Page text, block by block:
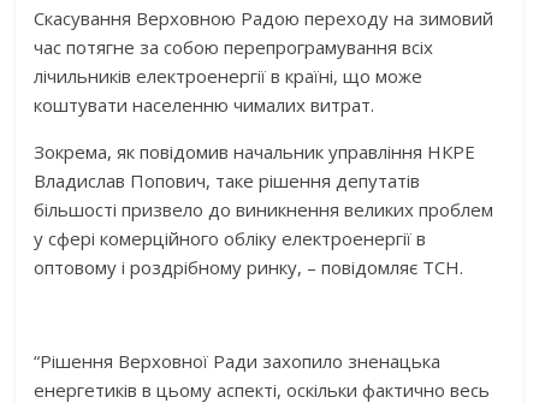
Скасування Верховною Радою переходу на зимовий
час потягне за собою перепрограмування всіх
лічильників електроенергії в країні, що може
коштувати населенню чималих витрат.
Зокрема, як повідомив начальник управління НКРЕ
Владислав Попович, таке рішення депутатів
більшості призвело до виникнення великих проблем
у сфері комерційного обліку електроенергії в
оптовому і роздрібному ринку, – повідомляє ТСН.
“Рішення Верховної Ради захопило зненацька
енергетиків в цьому аспекті, оскільки фактично весь